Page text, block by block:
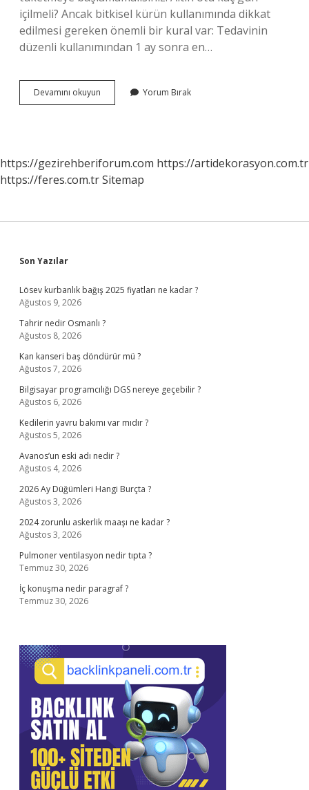
içilmeli? Ancak bitkisel kürün kullanımında dikkat
edilmesi gereken önemli bir kural var: Tedavinin
düzenli kullanımından 1 ay sonra en…
Devamını okuyun
Otu
Yorum Bırak
https://gezirehberiforum.com https://artidekorasyon.com.tr
https://feres.com.trSitemap
Sidebar
Son Yazılar
Lösev kurbanlık bağış 2025 fiyatları ne kadar ?
Ağustos 9, 2026
Tahrir nedir Osmanlı ?
Ağustos 8, 2026
Kan kanseri baş döndürür mü ?
Ağustos 7, 2026
Bilgisayar programcılığı DGS nereye geçebilir ?
Ağustos 6, 2026
Kedilerin yavru bakımı var mıdır ?
Ağustos 5, 2026
Avanos’un eski adı nedir ?
Ağustos 4, 2026
2026 Ay Düğümleri Hangi Burçta ?
Ağustos 3, 2026
2024 zorunlu askerlik maaşı ne kadar ?
Ağustos 3, 2026
Pulmoner ventilasyon nedir tıpta ?
Temmuz 30, 2026
İç konuşma nedir paragraf ?
Temmuz 30, 2026